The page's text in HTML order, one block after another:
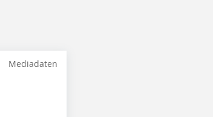
Mediadaten